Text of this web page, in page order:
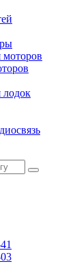
моторов
лодок